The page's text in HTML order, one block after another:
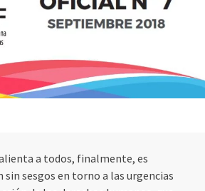
a todos, finalmente, es
sin sesgos en torno a las urgencias